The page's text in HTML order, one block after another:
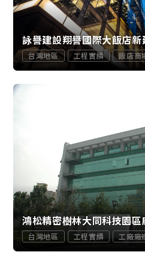
詠譽建設翔譽國際大飯店新
台灣地區 工程實績 飯店商
鴻松精密樹林大同科技園
台灣地區 工程實績 工廠廠